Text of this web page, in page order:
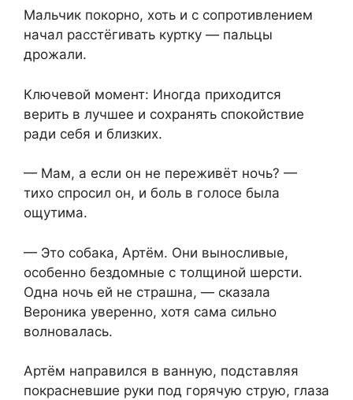
Мальчик покорно, хоть и с сопротивлением
начал расстёгивать куртку — пальцы
дрожали.
Ключевой момент: Иногда приходится
верить в лучшее и сохранять спокойствие
ради себя и близких.
— Мам, а если он не переживёт ночь? —
тихо спросил он, и боль в голосе была
ощутима.
— Это собака, Артём. Они выносливые,
особенно бездомные с толщиной шерсти.
Одна ночь ей не страшна, — сказала
Вероника уверенно, хотя сама сильно
волновалась.
Артём направился в ванную, подставляя
покрасневшие руки под горячую струю, глаза